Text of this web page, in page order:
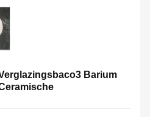
Barium